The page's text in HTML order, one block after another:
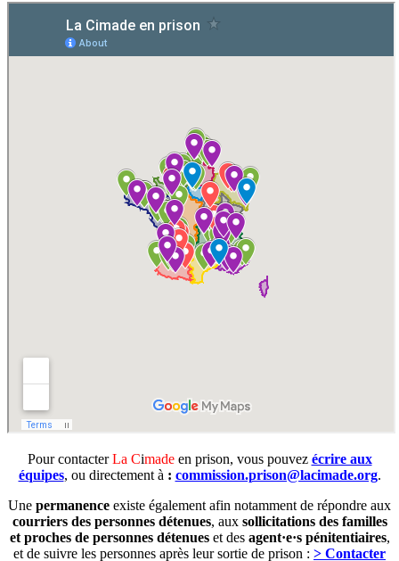
Pour contacterLa Cimadeen prison, vous pouvez écrire aux
équipes, ou directement à : commission.prison@lacimade.org.
Une permanence existe également afin notamment de répondre aux
courriers des personnes détenues, aux sollicitations des familles
et proches de personnes détenueset des agent·e·s pénitentiaires,
et de suivre les personnes après leur sortie de prison : > Contacter